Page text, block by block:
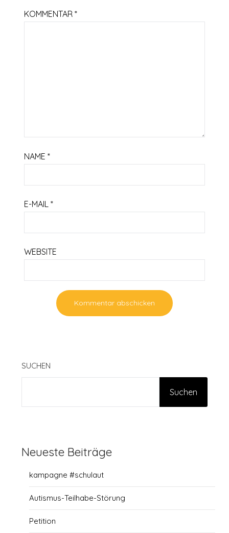
KOMMENTAR*
NAME*
E-MAIL*
WEBSITE
SUCHEN
Suchen
Neueste Beiträge
kampagne #schulaut
Autismus-Teilhabe-Störung
Petition